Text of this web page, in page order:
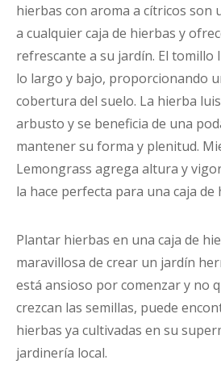
hierbas con aroma a cítricos son
a cualquier caja de hierbas y
refrescante a su jardín. El tomillo
lo largo y bajo, proporcionando
cobertura del suelo. La hierba
arbusto y se beneficia de una
mantener su forma y plenitud.
Lemongrass agrega altura y
la hace perfecta para una caja de
Plantar hierbas en una caja de
maravillosa de crear un jardín
está ansioso por comenzar y no
crezcan las semillas, puede
hierbas ya cultivadas en su
jardinería local.